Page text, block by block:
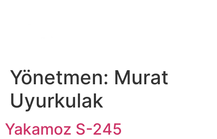
Yönetmen: Murat
Uyurkulak
Yakamoz S-245